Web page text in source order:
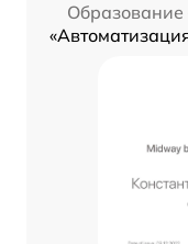
Образование